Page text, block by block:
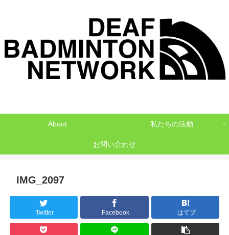
About 私たちの活動
お問い合わせ
IMG_2097
Twitter Facebook はてブ